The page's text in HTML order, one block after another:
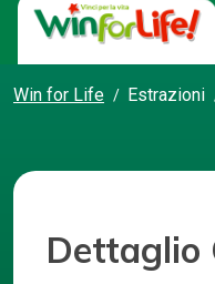
Win for Life Estrazioni
Dettaglio